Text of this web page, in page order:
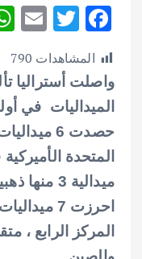
F
ac
e
b
o
o
k
T
w
it
te
r
E
ai
l
المشاهدات 790
واصلت ​أستراليا​
حصدت 6 ميداليات 4 منها ذهبية.
ميدالية 3
احرزت 7
المركز الرابع ​،